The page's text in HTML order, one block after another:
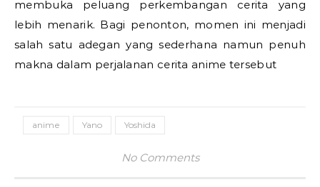
membuka peluang perkembangan cerita yang
lebih menarik. Bagi penonton, momen ini menjadi
salah satu adegan yang sederhana namun penuh
makna dalam perjalanan cerita anime tersebut
anime Yano Yoshida
No Comments